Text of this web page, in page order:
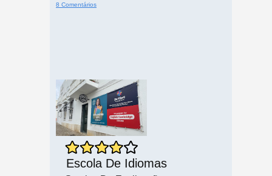
8 Comentários
Escola De Idiomas